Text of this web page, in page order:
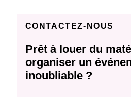
CONTACTEZ-NOUS
Prêt à louer du
organiser un
inoubliable ?